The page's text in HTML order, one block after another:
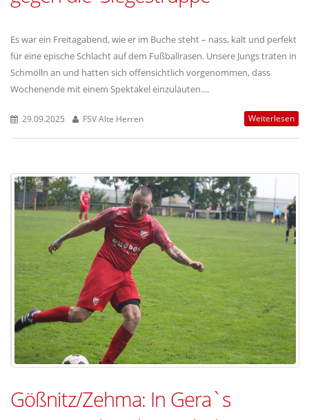
Es war ein Freitagabend, wie er im Buche steht – nass, kalt und perfekt
für eine epische Schlacht auf dem Fußballrasen. Unsere Jungs traten in
Schmölln an und hatten sich offensichtlich vorgenommen, dass
Wochenende mit einem Spektakel einzuläuten....
29.09.2025 FSV Alte Herren Weiterlesen
Gößnitz/Zehma: In Gera`s